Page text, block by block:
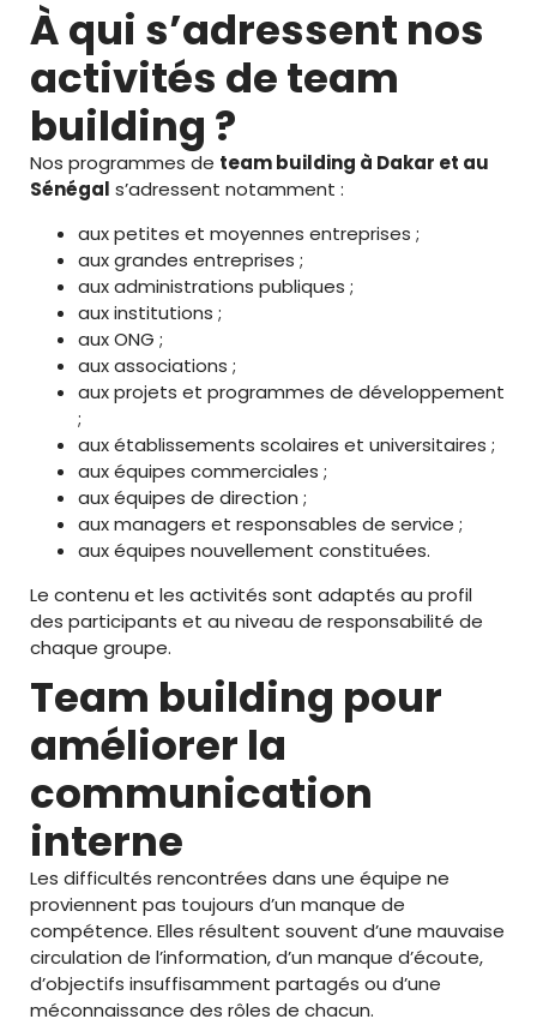
À qui s’adressent nos
activités de team
building ?
Nos programmes de team building à Dakar et au
Sénégal s’adressent notamment :
aux petites et moyennes entreprises ;
aux grandes entreprises ;
aux administrations publiques ;
aux institutions ;
aux ONG ;
aux associations ;
aux projets et programmes de développement
;
aux établissements scolaires et universitaires ;
aux équipes commerciales ;
aux équipes de direction ;
aux managers et responsables de service ;
aux équipes nouvellement constituées.
Le contenu et les activités sont adaptés au profil
des participants et au niveau de responsabilité de
chaque groupe.
Team building pour
améliorer la
communication
interne
Les difficultés rencontrées dans une équipe ne
proviennent pas toujours d’un manque de
compétence. Elles résultent souvent d’une mauvaise
circulation de l’information, d’un manque d’écoute,
d’objectifs insuffisamment partagés ou d’une
méconnaissance des rôles de chacun.